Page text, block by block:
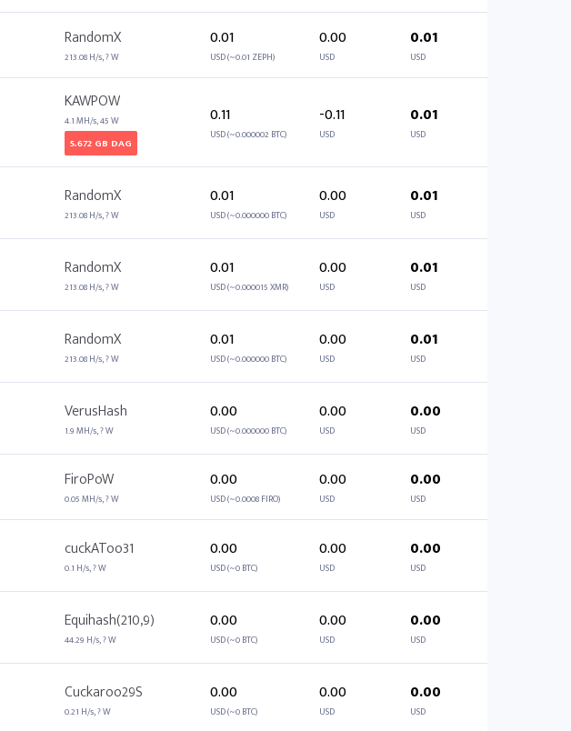
RandomX
213.08 H/s, ? W
0.01
USD (~0.01 ZEPH)
0.00
USD
0.01
USD
KAWPOW
4.1 MH/s, 45 W
5.672 GB DAG
0.11
USD (~0.000002 BTC)
-0.11
USD
0.01
USD
RandomX
213.08 H/s, ? W
0.01
USD (~0.000000 BTC)
0.00
USD
0.01
USD
RandomX
213.08 H/s, ? W
0.01
USD (~0.000015 XMR)
0.00
USD
0.01
USD
RandomX
213.08 H/s, ? W
0.01
USD (~0.000000 BTC)
0.00
USD
0.01
USD
VerusHash
1.9 MH/s, ? W
0.00
USD (~0.000000 BTC)
0.00
USD
0.00
USD
FiroPoW
0.05 MH/s, ? W
0.00
USD (~0.0008 FIRO)
0.00
USD
0.00
USD
cuckAToo31
0.1 H/s, ? W
0.00
USD (~0 BTC)
0.00
USD
0.00
USD
Equihash(210,9)
44.29 H/s, ? W
0.00
USD (~0 BTC)
0.00
USD
0.00
USD
Cuckaroo29S
0.21 H/s, ? W
0.00
USD (~0 BTC)
0.00
USD
0.00
USD